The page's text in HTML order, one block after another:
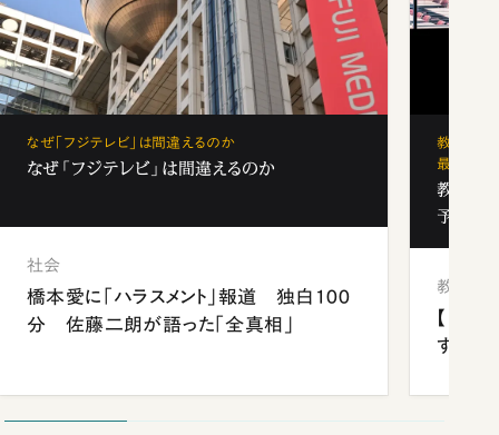
なぜ「フジテレビ」は間違えるのか
なぜ「フジテレビ」は間違えるのか
社会
橋本愛に「ハラスメント」報道 独白100
分 佐藤二朗が語った「全真相」
教育の地
最新勢力
教育の
予備校
教育
【中国
する“